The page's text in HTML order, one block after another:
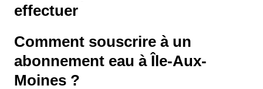
effectuer
Comment souscrire à un
abonnement eau à Île-Aux-
Moines ?